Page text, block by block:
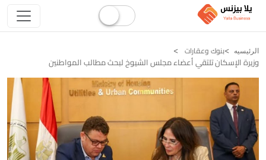
الرئيسيه بنوك وعقارات
وزيرة الإسكان تلتقي أعضاء مجلس الشيوخ لبحث مطالب المواطنين